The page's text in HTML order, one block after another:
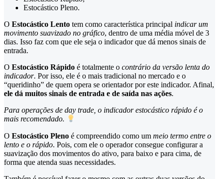
Estocástico Pleno.
O Estocástico Lento tem como característica principal indicar um
movimento suavizado no gráfico, dentro de uma média móvel de 3
dias. Isso faz com que ele seja o indicador que dá menos sinais de
entrada.
O Estocástico Rápido é totalmente o contrário da versão lenta do
indicador. Por isso, ele é o mais tradicional no mercado e o
“queridinho” de quem opera se orientador por este indicador. Afinal,
ele dá muitos sinais de entrada e de saída nas ações.
Para operações de day trade, o indicador estocástico rápido é o
mais recomendado.
O Estocástico Pleno é compreendido como um meio termo entre o
lento e o rápido. Pois, com ele o operador consegue configurar a
suavização dos movimentos do ativo, para baixo e para cima, de
forma que atenda suas necessidades.